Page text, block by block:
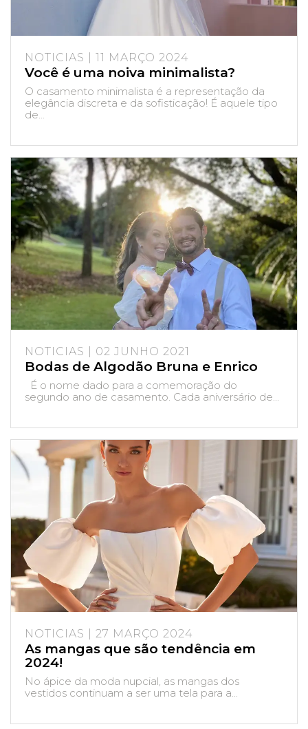
NOTICIAS | 11 MARÇO 2024
Você é uma noiva minimalista?
O casamento minimalista é a representação da
elegância discreta e da sofisticação! É aquele tipo
de...
NOTICIAS | 02 JUNHO 2021
Bodas de Algodão Bruna e Enrico
É o nome dado para a comemoração do
segundo ano de casamento. Cada aniversário de...
NOTICIAS | 27 MARÇO 2024
As mangas que são tendência em
2024!
No ápice da moda nupcial, as mangas dos
vestidos continuam a ser uma tela para a...